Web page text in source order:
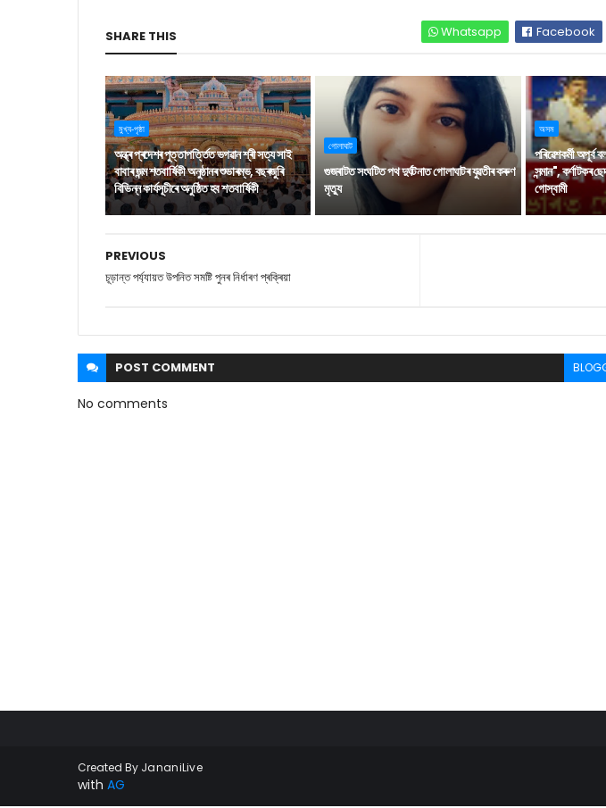
SHARE THIS Whatsapp Facebook
মুখ্য-পৃষ্ঠা
অন্ধ্ৰ প্ৰদেশৰ পুত্তাপৰ্ত্তিত ভগৱান শ্ৰী সত্য সাই
বাবাৰ জন্ম শতবাৰ্ষিকী অনুষ্ঠানৰ শুভাৰম্ভ, বছৰজুৰি
বিভিন্ন কাৰ্যসূচীৰে অনুষ্ঠিত হব শতবাৰ্ষিকী
গোলাঘাট
গুজৰাটত সংঘটিত পথ দুৰ্ঘটনাত গোলাঘাটৰ যুৱতীৰ কৰুণ
মৃত্যু
অসম
পৰিৱেশকৰ্মী
সন্মান", কৰ্ণাটকৰ
গোস্বামী
PREVIOUS
চূড়ান্ত পৰ্য্যায়ত‌ উপনিত সমষ্টি পুনৰ নিৰ্ধাৰণ প্ৰক্ৰিয়া
POST COMMENT
No comments
Created By JananiLive
with AG